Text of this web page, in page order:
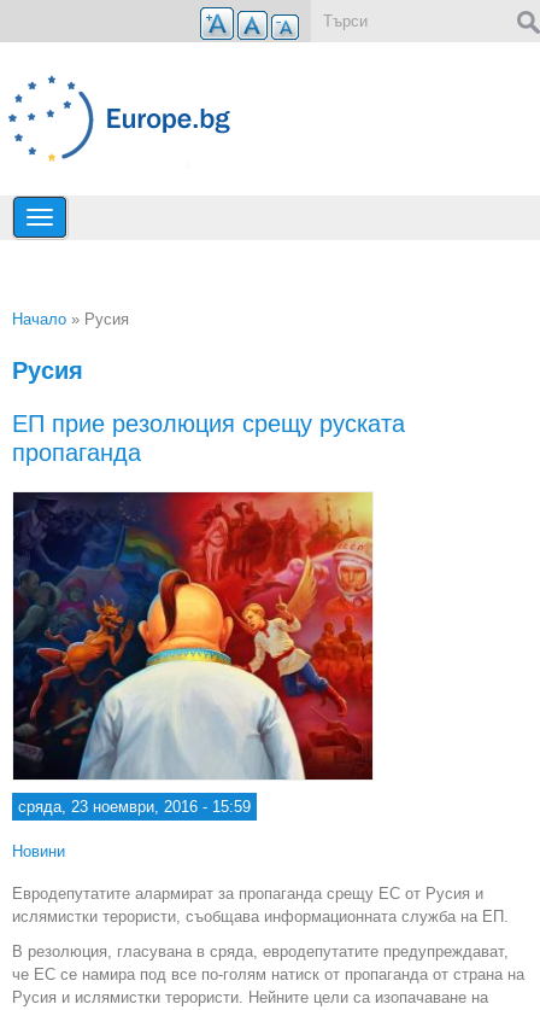
Премини към основното съдържание
Начало » Русия
Русия
ЕП прие резолюция срещу руската
пропаганда
сряда, 23 ноември, 2016 - 15:59
Новини
Евродепутатите алармират за пропаганда срещу ЕС от Русия и
ислямистки терористи, съобщава информационната служба на ЕП.
В резолюция, гласувана в сряда, евродепутатите предупреждават,
че ЕС се намира под все по-голям натиск от пропаганда от страна на
Русия и ислямистки терористи. Нейните цели са изопачаване на